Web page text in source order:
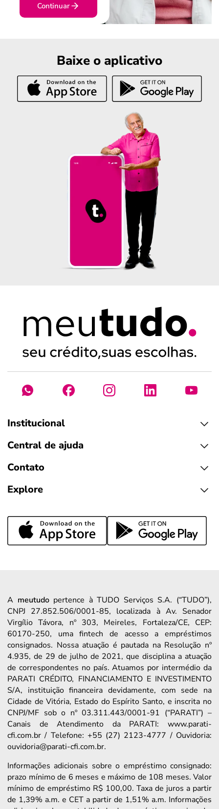
Continuar
Baixe o aplicativo
Institucional
Central de ajuda
Contato
Explore
A meutudopertence à TUDO Serviços S.A. (“TUDO”),
CNPJ 27.852.506/0001-85, localizada à Av. Senador
Virgílio Távora, nº 303, Meireles, Fortaleza/CE, CEP:
60170-250, uma fintech de acesso a empréstimos
consignados. Nossa atuação é pautada na Resolução nº
4.935, de 29 de julho de 2021, que disciplina a atuação
de correspondentes no país. Atuamos por intermédio da
PARATI CRÉDITO, FINANCIAMENTO E INVESTIMENTO
S/A, instituição financeira devidamente, com sede na
Cidade de Vitória, Estado do Espírito Santo, e inscrita no
CNPJ/MF sob o nº 03.311.443/0001-91 (“PARATI”) –
Canais de Atendimento da PARATI: www.parati-
cfi.com.br / Telefone: +55 (27) 2123-4777 / Ouvidoria:
ouvidoria@parati-cfi.com.br.
Informações adicionais sobre o empréstimo consignado:
prazo mínimo de 6 meses e máximo de 108 meses. Valor
mínimo de empréstimo R$ 100,00. Taxa de juros a partir
de 1,39% a.m. e CET a partir de 1,51% a.m. Informações